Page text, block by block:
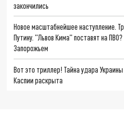
закончились
Новое масштабнейшее наступление.
Путину. "Львов Кима" поставят на
Запорожьем
Вот это триллер! Тайна удара
Каспии раскрыта